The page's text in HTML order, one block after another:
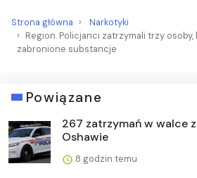
Strona główna
Narkotyki
Region. Policjanci zatrzymali trzy osoby,
zabronione substancje
Powiązane
267 zatrzymań w walce
Oshawie
8 godzin temu